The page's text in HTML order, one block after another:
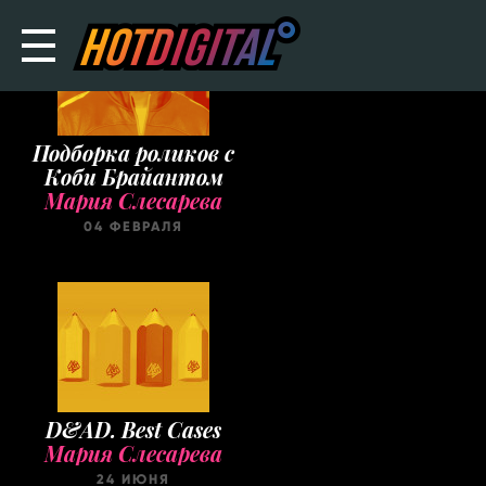
Подборка роликов с
Коби Брайантом
Мария Слесарева
04 ФЕВРАЛЯ
D&AD. Best Cases
Мария Слесарева
24 ИЮНЯ